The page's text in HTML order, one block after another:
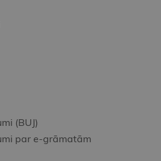
(BUJ)
par e-grāmatām